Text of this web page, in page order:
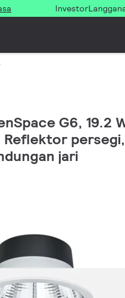
Investor
G6, 19.2
Reflektor
jari